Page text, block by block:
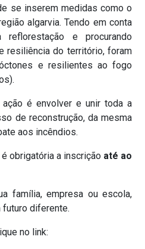
se inserem medidas como o
algarvia. Tendo em conta
reflorestação e procurando
resiliência do território, foram
e resilientes ao fogo
é envolver e unir toda a
de reconstrução, da mesma
aos incêndios.
obrigatória a inscrição até ao
família, empresa ou escola,
futuro diferente.
no link: